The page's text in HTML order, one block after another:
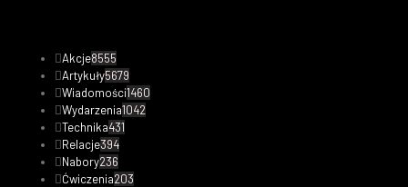
Akcje8555
Artykuły5679
Wiadomości1460
Wydarzenia1042
Technika431
Relacje394
Nabory236
Ćwiczenia203